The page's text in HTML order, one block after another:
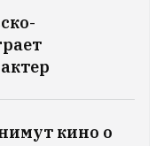
кино о
убило